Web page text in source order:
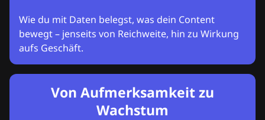
Wie du mit Daten belegst, was dein Content
bewegt – jenseits von Reichweite, hin zu Wirkung
aufs Geschäft.
Von Aufmerksamkeit zu
Wachstum